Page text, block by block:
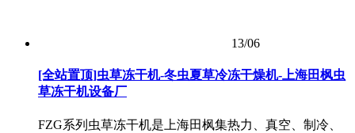
13/06
[全站置顶]虫草冻干机-冬虫夏草冷冻干燥机-上海田枫虫
草冻干机设备厂
FZG系列虫草冻干机是上海田枫集热力、真空、制冷、